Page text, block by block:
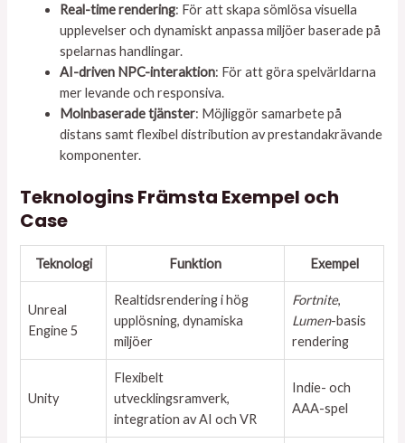
Real-time rendering: För att skapa sömlösa visuella
upplevelser och dynamiskt anpassa miljöer baserade på
spelarnas handlingar.
AI-driven NPC-interaktion: För att göra spelvärldarna
mer levande och responsiva.
Molnbaserade tjänster: Möjliggör samarbete på
distans samt flexibel distribution av prestandakrävande
komponenter.
Teknologins Främsta Exempel och
Case
Teknologi Funktion Exempel
Unreal
Engine 5
Realtidsrendering i hög
upplösning, dynamiska
miljöer
Fortnite,
Lumen-basis
rendering
Unity
Flexibelt
utvecklingsramverk,
integration av AI och VR
Indie- och
AAA-spel